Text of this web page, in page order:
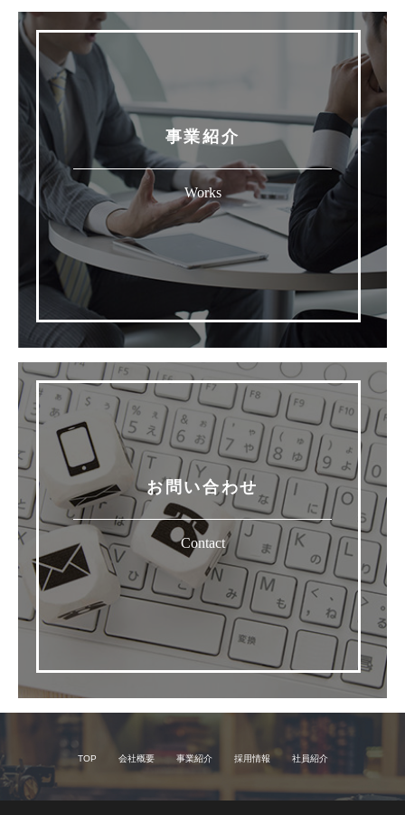
事業紹介
Works
お問い合わせ
Contact
TOP 会社概要 事業紹介 採用情報 社員紹介